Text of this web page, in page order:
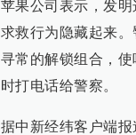
苹果公司表示，发
求救行为隐藏起来
寻常的解锁组合，
时打电话给警察。
据中新经纬客户端